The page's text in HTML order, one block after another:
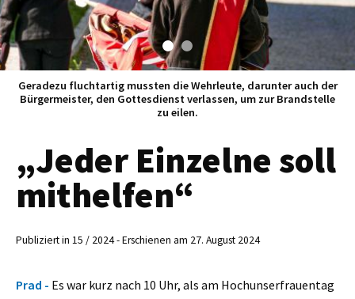
Geradezu fluchtartig mussten die Wehrleute, darunter auch der
Bürgermeister, den Gottesdienst verlassen, um zur Brandstelle
zu eilen.
„Jeder Einzelne soll
mithelfen“
Publiziert in 15 / 2024 - Erschienen am 27. August 2024
Prad - Es war kurz nach 10 Uhr, als am Hochunserfrauentag